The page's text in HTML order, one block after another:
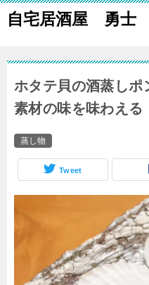
自宅居酒屋 勇士
自宅で居酒屋の「酒の肴」に
ホタテ貝の酒蒸しポ
素材の味を味わえる
蒸し物
Tweet